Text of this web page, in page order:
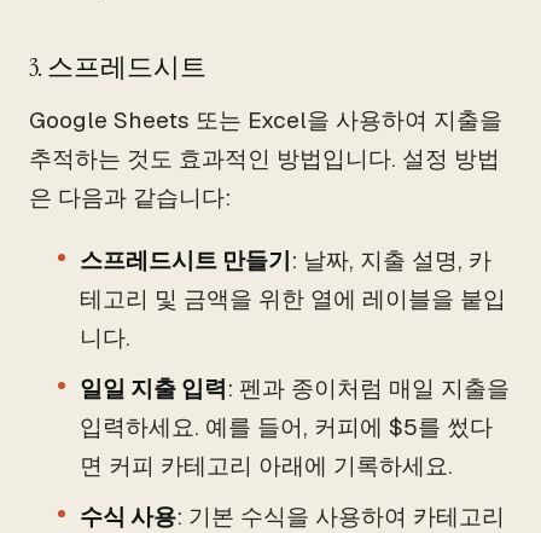
3. 스프레드시트
Google Sheets 또는 Excel을 사용하여 지출을
추적하는 것도 효과적인 방법입니다. 설정 방법
은 다음과 같습니다:
스프레드시트 만들기: 날짜, 지출 설명, 카
테고리 및 금액을 위한 열에 레이블을 붙입
니다.
일일 지출 입력: 펜과 종이처럼 매일 지출을
입력하세요. 예를 들어, 커피에 $5를 썼다
면 커피 카테고리 아래에 기록하세요.
수식 사용: 기본 수식을 사용하여 카테고리